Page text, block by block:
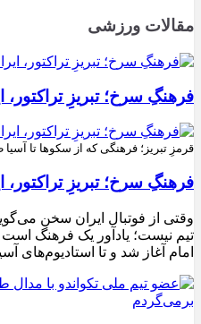
مقالات ورزشی
فرهنگِ سرخ؛ تبریزِ تراکتور،
قرمزِ تبریز؛ فرهنگی که از سکوها تا آسیا
فرهنگِ سرخ؛ تبریزِ تراکتور،
وقتی از فوتبال ایران سخن
تیم نیست؛ یادآور یک فرهنگ
امام آغاز شد و تا استادیوم‌های